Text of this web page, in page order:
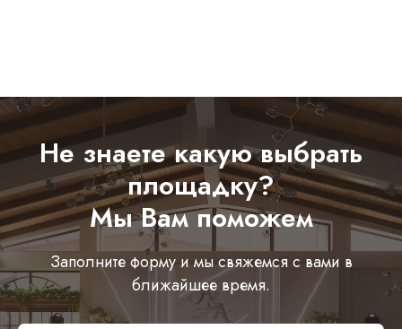
Не знаете какую выбрать
площадку?
Мы Вам поможем
Заполните форму и мы свяжемся с вами в
ближайшее время.
ИНФОРМАЦИЯ
Александрова Александра Вадимовна
ИНН 860702939553
Остались вопросы?
Напишите мне, я отвечу на интересующие вопросы
Блог
Отзывы